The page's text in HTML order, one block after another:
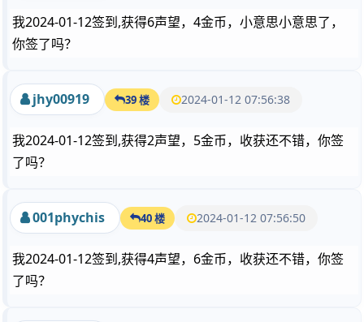
我2024-01-12签到,获得6声望，4金币，小意思小意思了，
你签了吗？
jhy00919 39 楼 2024-01-12 07:56:38
我2024-01-12签到,获得2声望，5金币，收获还不错，你签
了吗？
001phychis 40 楼 2024-01-12 07:56:50
我2024-01-12签到,获得4声望，6金币，收获还不错，你签
了吗？